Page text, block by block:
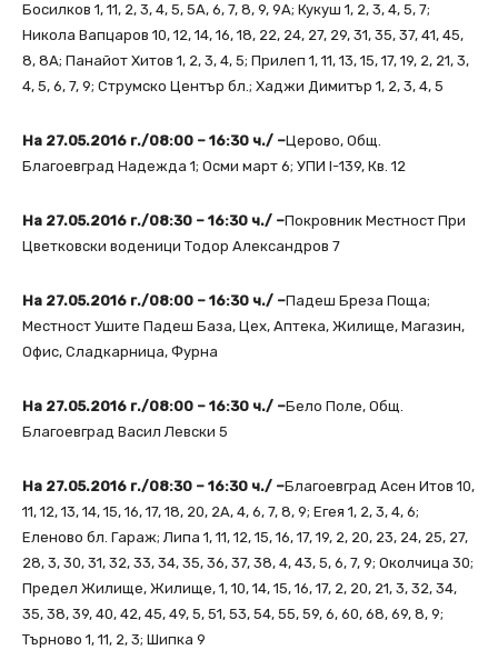
Босилков 1, 11, 2, 3, 4, 5, 5А, 6, 7, 8, 9, 9А; Кукуш 1, 2, 3, 4, 5, 7;
Никола Вапцаров 10, 12, 14, 16, 18, 22, 24, 27, 29, 31, 35, 37, 41, 45,
8, 8А; Панайот Хитов 1, 2, 3, 4, 5; Прилеп 1, 11, 13, 15, 17, 19, 2, 21, 3,
4, 5, 6, 7, 9; Струмско Център бл.; Хаджи Димитър 1, 2, 3, 4, 5
На 27.05.2016 г./08:00 – 16:30 ч./ –Церово, Общ.
Благоевград Надежда 1; Осми март 6; УПИ I-139, Кв. 12
На 27.05.2016 г./08:30 – 16:30 ч./ –Покровник Местност При
Цветковски воденици Тодор Александров 7
На 27.05.2016 г./08:00 – 16:30 ч./ –Падеш Бреза Поща;
Местност Ушите Падеш База, Цех, Аптека, Жилище, Магазин,
Офис, Сладкарница, Фурна
На 27.05.2016 г./08:00 – 16:30 ч./ –Бело Поле, Общ.
Благоевград Васил Левски 5
На 27.05.2016 г./08:30 – 16:30 ч./ –Благоевград Асен Итов 10,
11, 12, 13, 14, 15, 16, 17, 18, 20, 2А, 4, 6, 7, 8, 9; Егея 1, 2, 3, 4, 6;
Еленово бл. Гараж; Липа 1, 11, 12, 15, 16, 17, 19, 2, 20, 23, 24, 25, 27,
28, 3, 30, 31, 32, 33, 34, 35, 36, 37, 38, 4, 43, 5, 6, 7, 9; Околчица 30;
Предел Жилище, Жилище, 1, 10, 14, 15, 16, 17, 2, 20, 21, 3, 32, 34,
35, 38, 39, 40, 42, 45, 49, 5, 51, 53, 54, 55, 59, 6, 60, 68, 69, 8, 9;
Търново 1, 11, 2, 3; Шипка 9